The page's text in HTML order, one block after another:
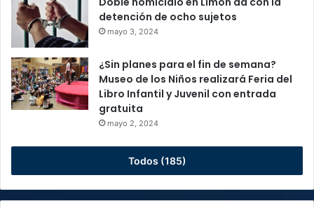
detención de ocho sujetos
mayo 3, 2024
¿Sin planes para el fin de semana?
Museo de los Niños realizará Feria del
Libro Infantil y Juvenil con entrada
gratuita
mayo 2, 2024
Todos (185)